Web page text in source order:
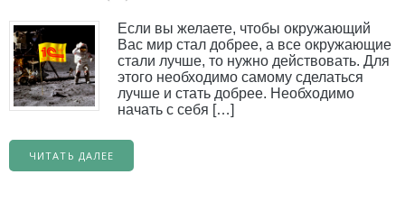
Если вы желаете, чтобы окружающий
Вас мир стал добрее, а все окружающие
стали лучше, то нужно действовать. Для
этого необходимо самому сделаться
лучше и стать добрее. Необходимо
начать с себя […]
ЧИТАТЬ ДАЛЕЕ